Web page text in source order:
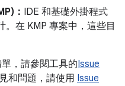
： IDE 和基礎外掛程式
在 KMP 專案中，這些目
，請參閱工具的Issue
和問題，請使用 Issue